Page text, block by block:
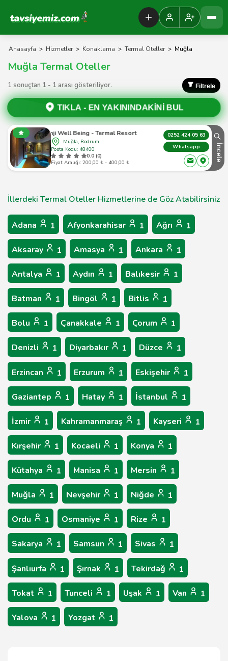
Tavsiyemiz Anasayfa
Anasayfa > Hizmetler > Konaklama > Termal Oteller > Muğla
Muğla Termal Oteller
1 sonuçtan 1 - 1 arası gösteriliyor. Filtrele
TIKLA - EN YAKININDAKİNİ BUL
Sianji Well Being - Termal Resort & Spa
Muğla, Bodrum
Posta Kodu: 48400
0.0 (0)
Fiyat Aralığı: 200,00 ₺ - 400,00 ₺
0252 424 05 63
Whatsapp
İncele
İllerdeki Termal Oteller Hizmetlerine de Göz Atabilirsiniz
Adana 1 Afyonkarahisar 1 Ağrı 1
Aksaray 1 Amasya 1 Ankara 1
Antalya 1 Aydın 1 Balıkesir 1
Batman 1 Bingöl 1 Bitlis 1
Bolu 1 Çanakkale 1 Çorum 1
Denizli 1 Diyarbakır 1 Düzce 1
Erzincan 1 Erzurum 1 Eskişehir 1
Gaziantep 1 Hatay 1 İstanbul 1
İzmir 1 Kahramanmaraş 1 Kayseri 1
Kırşehir 1 Kocaeli 1 Konya 1
Kütahya 1 Manisa 1 Mersin 1
Muğla 1 Nevşehir 1 Niğde 1
Ordu 1 Osmaniye 1 Rize 1
Sakarya 1 Samsun 1 Sivas 1
Şanlıurfa 1 Şırnak 1 Tekirdağ 1
Tokat 1 Tunceli 1 Uşak 1 Van 1
Yalova 1 Yozgat 1